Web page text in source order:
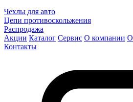
Чехлы для авто
Цепи противоскольжения
Распродажа
Акции Каталог Сервис О компании
Контакты